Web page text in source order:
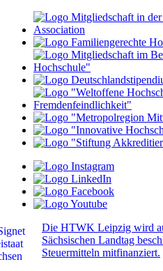
Die HTWK Leipzig wird
Sächsischen Landtag
Steuermitteln mitfinanziert.